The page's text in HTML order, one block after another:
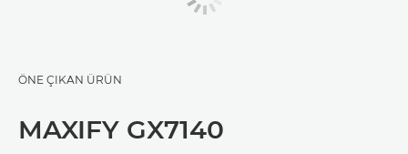
ÖNE ÇIKAN ÜRÜN
MAXIFY GX7140